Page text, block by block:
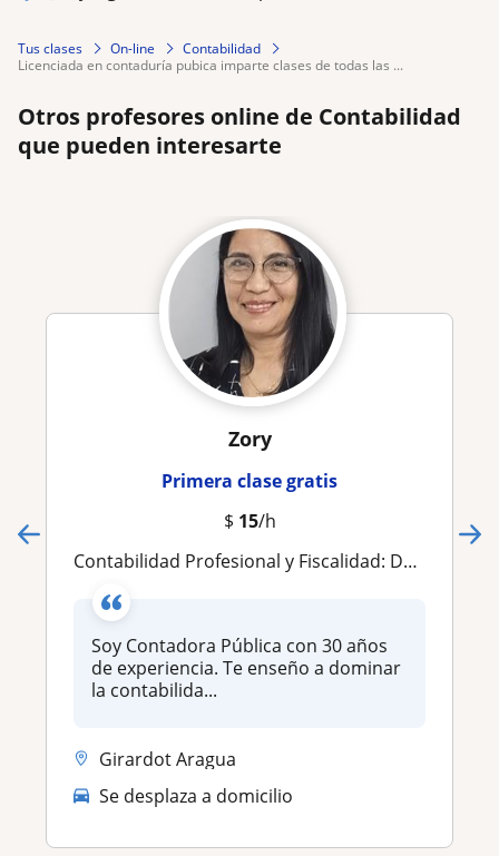
Tus clases On-line
Contabilidad
licenciada en contaduría pubica imparte clases de todas las ...
Otros profesores online de Contabilidad
que pueden interesarte
Zory
Primera clase gratis
$ 15/h
Contabilidad Profesional y Fiscalidad: De la Teoría a la Práctica Real
Soy Contadora Pública con 30 años
de experiencia. Te enseño a dominar
la contabilida...
Girardot Aragua
Se desplaza a domicilio